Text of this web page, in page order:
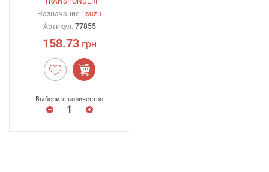
Назначание:
Isuzu
Артикул: 77855
158.73грн
Выберите количество